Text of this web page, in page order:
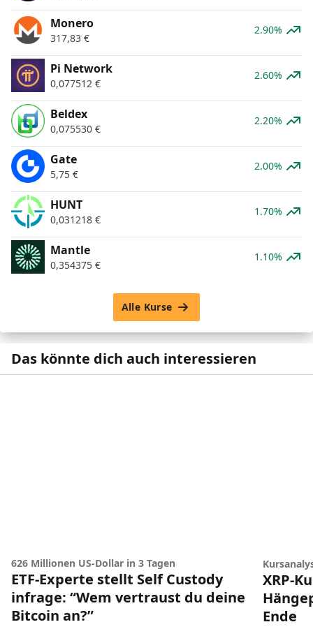
Monero
317,83 €
2.90%
Pi Network
0,077512 €
2.60%
Beldex
0,075530 €
2.20%
Gate
5,75 €
2.00%
HUNT
0,031218 €
1.70%
Mantle
0,354375 €
1.10%
Alle Kurse
Das könnte dich auch interessieren
626 Millionen US-Dollar in 3 Tagen
ETF-Experte stellt Self Custody
infrage: “Wem vertraust du deine
Bitcoin an?”
XRP-
Ende